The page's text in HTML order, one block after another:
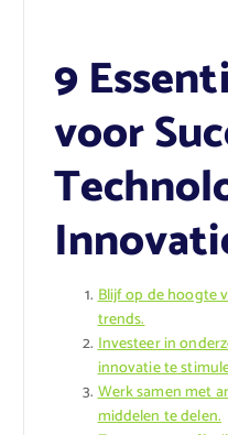
9
voor
Blijf op de hoogte
trends.
Investeer in
innovatie te
Werk samen met
middelen te delen.